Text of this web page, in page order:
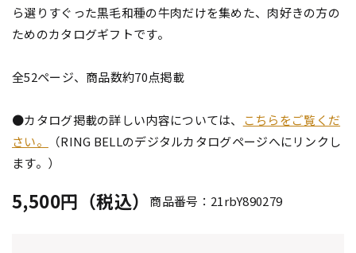
ら選りすぐった黒毛和種の牛肉だけを集めた、肉好きの方の
ためのカタログギフトです。
全52ページ、商品数約70点掲載
●カタログ掲載の詳しい内容については、
こちらをご覧くだ
さい。
（RING BELLのデジタルカタログページへにリンクし
ます。）
5,500円（税込） 商品番号：21rbY890279